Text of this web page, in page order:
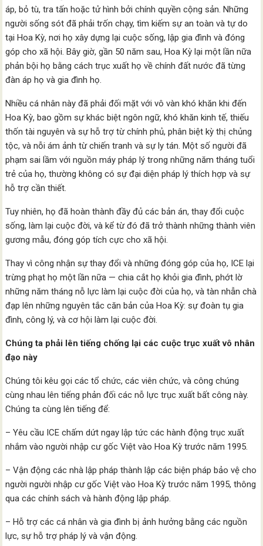
áp, bỏ tù, tra tấn hoặc tử hình bởi chính quyền cộng sản. Những
người sống sót đã phải trốn chạy, tìm kiếm sự an toàn và tự do
tại Hoa Kỳ, nơi họ xây dựng lại cuộc sống, lập gia đình và đóng
góp cho xã hội. Bây giờ, gần 50 năm sau, Hoa Kỳ lại một lần nữa
phản bội họ bằng cách trục xuất họ về chính đất nước đã từng
đàn áp họ và gia đình họ.
Nhiều cá nhân này đã phải đối mặt với vô vàn khó khăn khi đến
Hoa Kỳ, bao gồm sự khác biệt ngôn ngữ, khó khăn kinh tế, thiếu
thốn tài nguyên và sự hỗ trợ từ chính phủ, phân biệt kỳ thị chủng
tộc, và nỗi ám ảnh từ chiến tranh và sự ly tán. Một số người đã
phạm sai lầm với nguồn máy pháp lý trong những năm tháng tuổi
trẻ của họ, thường không có sự đại diện pháp lý thích hợp và sự
hỗ trợ cần thiết.
Tuy nhiên, họ đã hoàn thành đầy đủ các bản án, thay đổi cuộc
sống, làm lại cuộc đời, và kể từ đó đã trở thành những thành viên
gương mẫu, đóng góp tích cực cho xã hội.
Thay vì công nhận sự thay đổi và những đóng góp của họ, ICE lại
trừng phạt họ một lần nữa — chia cắt họ khỏi gia đình, phớt lờ
những năm tháng nỗ lực làm lại cuộc đời của họ, và tàn nhẫn chà
đạp lên những nguyên tắc căn bản của Hoa Kỳ: sự đoàn tụ gia
đình, công lý, và cơ hội làm lại cuộc đời.
Chúng ta phải lên tiếng chống lại các cuộc trục xuất vô nhân
đạo này
Chúng tôi kêu gọi các tổ chức, các viên chức, và công chúng
cùng nhau lên tiếng phản đối các nỗ lực trục xuất bất công này.
Chúng ta cùng lên tiếng để:
– Yêu cầu ICE chấm dứt ngay lập tức các hành động trục xuất
nhắm vào người nhập cư gốc Việt vào Hoa Kỳ trước năm 1995.
– Vận động các nhà lập pháp thành lập các biện pháp bảo vệ cho
người người nhập cư gốc Việt vào Hoa Kỳ trước năm 1995, thông
qua các chính sách và hành động lập pháp.
– Hỗ trợ các cá nhân và gia đình bị ảnh hưởng bằng các nguồn
lực, sự hỗ trợ pháp lý và vận động.